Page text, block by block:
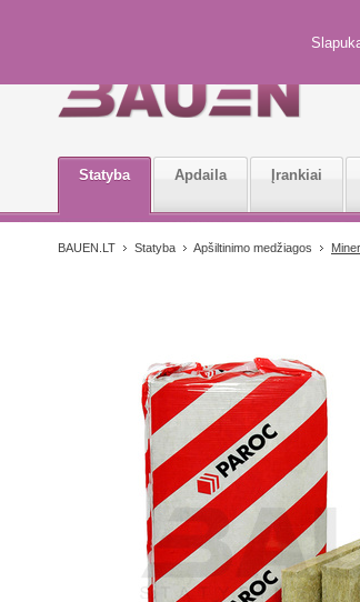
Statyba Apdaila Įrankiai
BAUEN.LT Statyba Apšiltinimo medžiagos